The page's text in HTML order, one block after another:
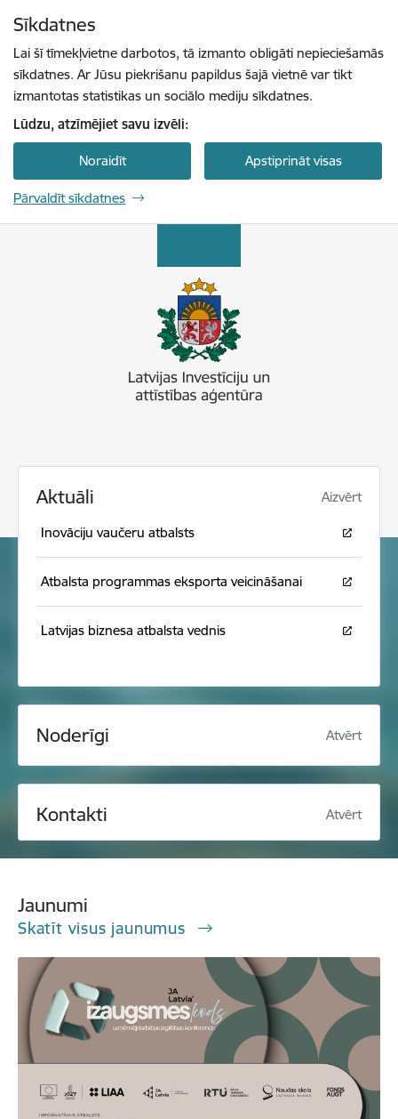
Sīkdatnes
Lai šī tīmekļvietne darbotos, tā izmanto obligāti nepieciešamās
sīkdatnes. Ar Jūsu piekrišanu papildus šajā vietnē var tikt
izmantotas statistikas un sociālo mediju sīkdatnes.
Lūdzu, atzīmējiet savu izvēli:
Noraidīt Apstiprināt visas
Pārvaldīt sīkdatnes
Aktuāli Aizvērt
Inovāciju vaučeru atbalsts
Atbalsta programmas eksporta veicināšanai
Latvijas biznesa atbalsta vednis
Noderīgi Atvērt
Kontakti Atvērt
Jaunumi
Skatīt visus jaunumus